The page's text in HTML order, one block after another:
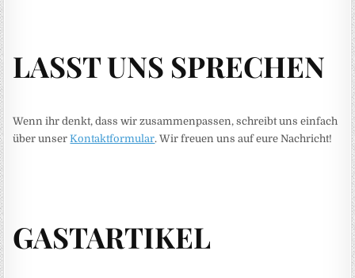
LASST UNS SPRECHEN
Wenn ihr denkt, dass wir zusammenpassen, schreibt uns einfach
über unserKontaktformular. Wir freuen uns auf eure Nachricht!
GASTARTIKEL